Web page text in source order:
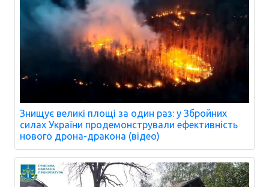
Знищує великі площі за один раз: у Збройних
силах України продемонстрували ефективність
нового дрона-дракона (відео)